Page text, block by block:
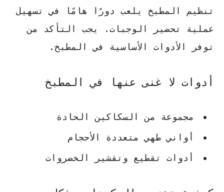
تنظيم المطبخ يلعب دورًا هامًا في تسهيل
عملية تحضير الوجبات. يجب التأكد من
توفر الأدوات الأساسية في المطبخ.
أدوات لا غنى عنها في المطبخ
مجموعة من السكاكين الحادة
أواني طهي متعددة الأحجام
أدوات تقطيع وتقشير الخضروات